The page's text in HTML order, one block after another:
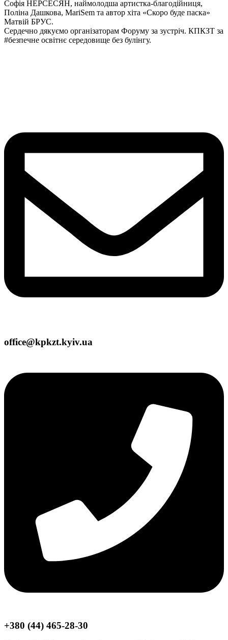
Софія НЕРСЕСЯН, наймолодша артистка-благодійниця,
Поліна Дашкова, MariSem та автор хіта «Скоро буде паска»
Матвій БРУС.
Сердечно дякуємо організаторам Форуму за зустріч. КПКЗТ за
#безпечне освітнє середовище без булінгу.
office@kpkzt.kyiv.ua
+380 (44) 465-28-30